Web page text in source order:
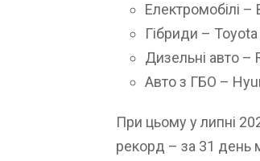
Електромобілі –
Гібриди – Toyota
Дизельні авто –
Авто з ГБО –
При цьому у липні
рекорд – за 31 день